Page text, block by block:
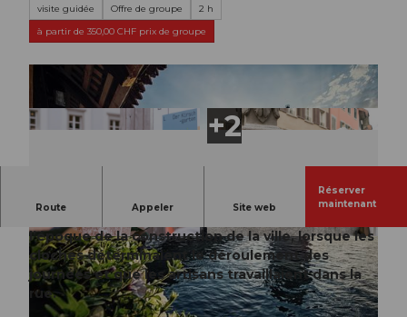
visite guidée Offre de groupe
2 h
à partir de 350,00 CHF prix de groupe
i
r
e
l
© Laila Bosco
Route Appeler Site web
Réserver
maintenant
Accompagnez-nous dans un voyage à Lucerne à
l’époque de la construction de la ville, lorsque les
cloches déterminaient le déroulement des
journées et que les artisans travaillaient dans la
rue.